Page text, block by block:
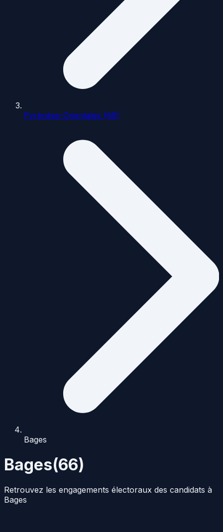
Pyrénées-Orientales (66)
Bages
Bages(66)
Retrouvez les engagements électoraux des candidats à
Bages